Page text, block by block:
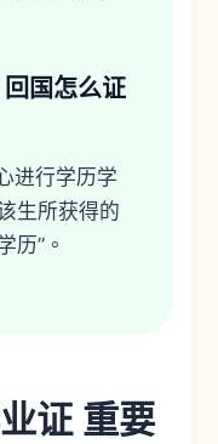
国怎么证
进行学历学
生所获得的
历”。
证 重要